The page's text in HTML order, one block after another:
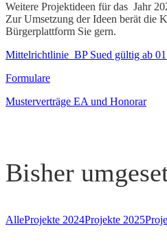
Weitere Projektideen für das Jahr
Zur Umsetzung der Ideen berät die
Bürgerplattform Sie gern.
Mittelrichtlinie_BP Sued gültig ab
Formulare
Musterverträge EA und Honorar
Bisher
AlleProjekte 2024Projekte 2025